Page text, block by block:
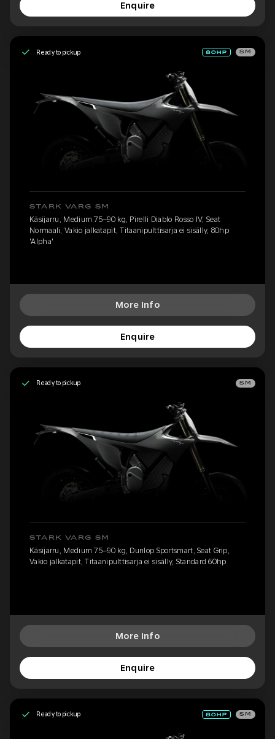
Enquire
Ready to pickup SM
STARK VARG SM
Käsijarru, Medium 75–90 kg, Pirelli Diablo Rosso IV, Seat
Normaali, Vakio jalkatapit, Titaanipulttisarja ei sisälly, 80hp
'Alpha'
More Info
Enquire
Ready to pickup SM
STARK VARG SM
Käsijarru, Medium 75–90 kg, Dunlop Sportsmart, Seat Grip,
Vakio jalkatapit, Titaanipulttisarja ei sisälly, Standard 60hp
More Info
Enquire
Ready to pickup SM